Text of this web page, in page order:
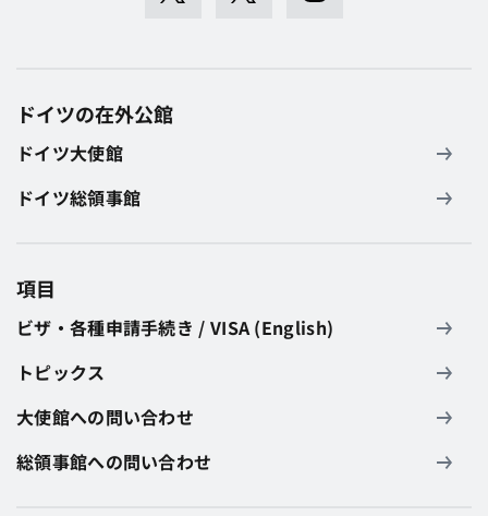
ドイツの在外公館
ドイツ大使館
ドイツ総領事館
項目
ビザ・各種申請手続き / VISA (English)
トピックス
大使館への問い合わせ
総領事館への問い合わせ